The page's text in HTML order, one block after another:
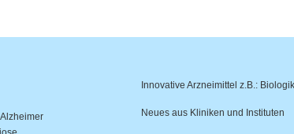
Innovative Arzneimittel z.B.:
Neues aus Kliniken und Instituten